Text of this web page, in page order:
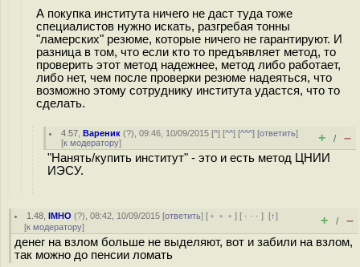
А покупка института ничего не даст туда тоже
специалистов нужно искать, разгребая тонны
"ламерских" резюме, которые ничего не гарантируют. И
разница в том, что если кто то предъявляет метод, то
проверить этот метод надежнее, метод либо работает,
либо нет, чем после проверки резюме надеяться, что
возможно этому сотруднику института удастся, что то
сделать.
4.57 ,Вареник (?), 09:46, 10/09/2015 [^] [^^] [^^^] [ответить]
[к модератору] + / –
"Нанять/купить институт" - это и есть метод ЦНИИ
ИЭСУ.
1.48 ,IMHO (?), 08:42, 10/09/2015 [ответить] [ ﹢﹢﹢] [ · · ·][↑]
[к модератору] + / –
денег на взлом больше не выделяют, вот и забили на взлом,
так можно до пенсии ломать